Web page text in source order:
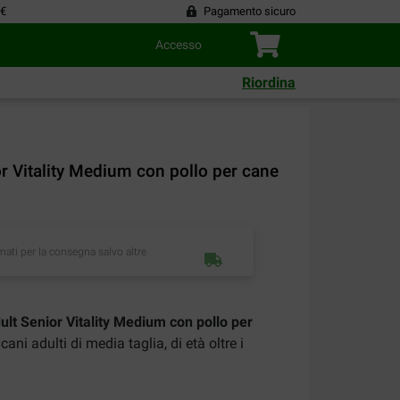
Pagamento sicuro
Accesso
Riordina
Vitality Medium con pollo per cane
per la consegna salvo altre
Senior Vitality Medium con pollo per
adulti di media taglia, di età oltre i